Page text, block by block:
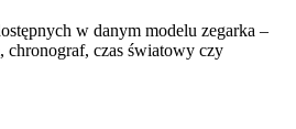
w danym modelu zegarka –
chronograf, czas światowy czy